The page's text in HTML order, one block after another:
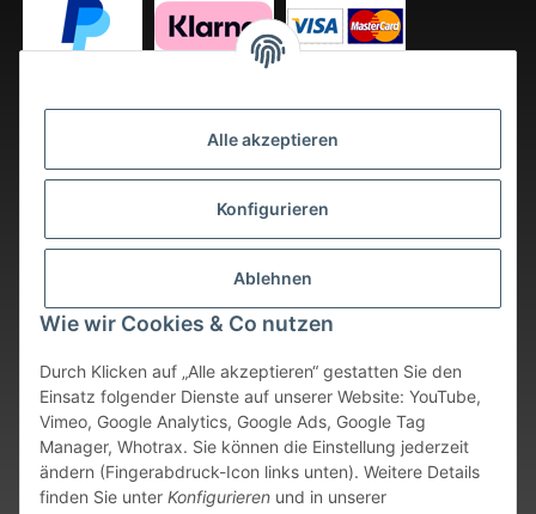
Alle akzeptieren
Konfigurieren
Ablehnen
Wie wir Cookies & Co nutzen
Durch Klicken auf „Alle akzeptieren“ gestatten Sie den
Einsatz folgender Dienste auf unserer Website: YouTube,
Vimeo, Google Analytics, Google Ads, Google Tag
Manager, Whotrax. Sie können die Einstellung jederzeit
ändern (Fingerabdruck-Icon links unten). Weitere Details
finden Sie unter Konfigurieren und in unserer
Vertrag widerrufen
* Alle Preise inkl. gesetzlicher USt., zzgl. Versand
. Bei sofort